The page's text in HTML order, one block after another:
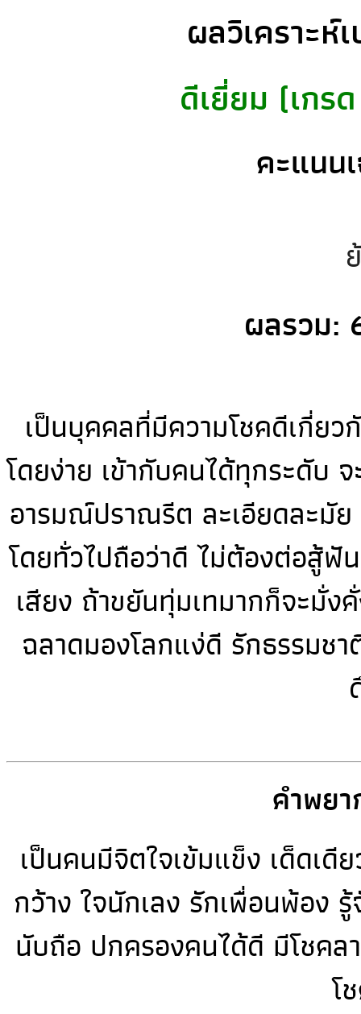
ผลวิเคราะห์
ดีเยี่ยม (เกร
คะแนน
ผลรวม:
เป็นบุคคลที่มีความโชคดีเกี่ยว
โดยง่าย เข้ากับคนได้ทุกระดับ
อารมณ์ปราณรีต ละเอียดละมั
โดยทั่วไปถือว่าดี ไม่ต้องต่อสู้ฟั
เสียง ถ้าขยันทุ่มเทมากก็จะมั่
ฉลาดมองโลกแง่ดี รักธรรมช
คำพย
เป็นคนมีจิตใจเข้มแข็ง เด็ดเ
กว้าง ใจนักเลง รักเพื่อนพ้อง
นับถือ ปกครองคนได้ดี มีโชคล
โ